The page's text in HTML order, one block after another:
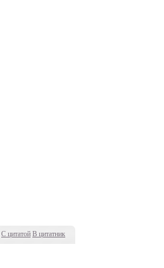
С цитатой В цитатник